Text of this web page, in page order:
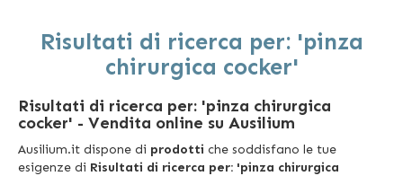
Risultati di ricerca per: 'pinza
chirurgica cocker'
Risultati di ricerca per: 'pinza chirurgica
cocker' - Vendita online su Ausilium
Ausilium.it dispone di prodotti che soddisfano le tue
esigenze di Risultati di ricerca per: 'pinza chirurgica